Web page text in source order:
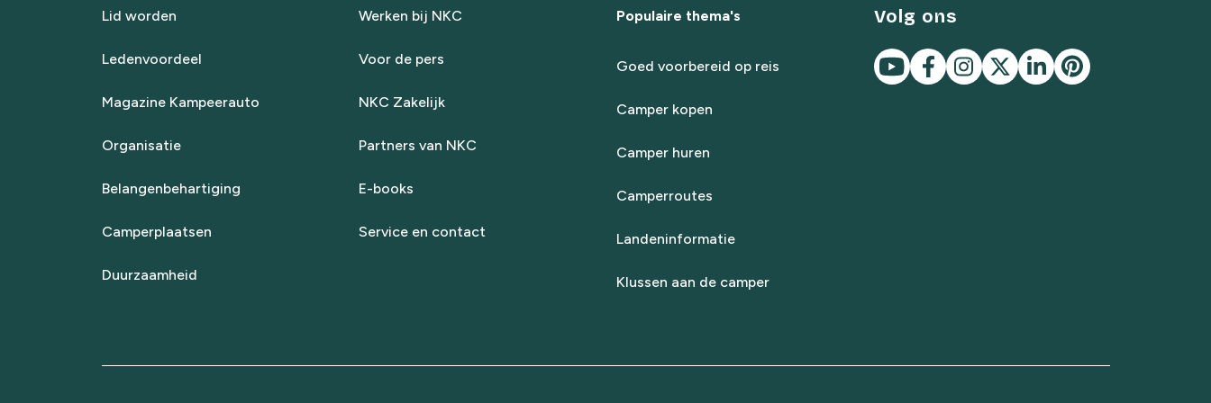
Lid worden
Ledenvoordeel
Magazine Kampeerauto
Organisatie
Belangenbehartiging
Camperplaatsen
Duurzaamheid
Werken bij NKC
Voor de pers
NKC Zakelijk
Partners van NKC
E-books
Service en contact
Populaire thema's
Goed voorbereid op reis
Camper kopen
Camper huren
Camperroutes
Landeninformatie
Klussen aan de camper
Volg ons